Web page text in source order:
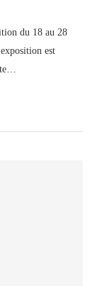
du 18 au 28
est